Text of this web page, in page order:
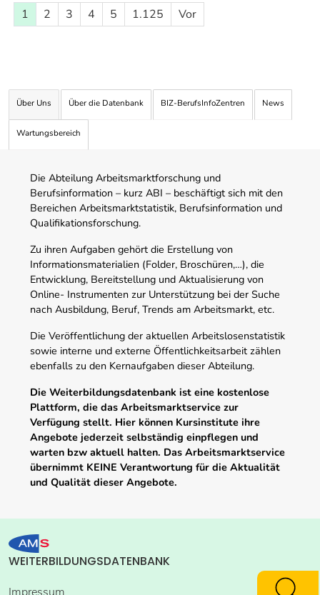
1 2 3 4 5 1.125 Vor
Über Uns Über die Datenbank BIZ-BerufsInfoZentren News
Wartungsbereich
Die Abteilung Arbeitsmarktforschung und
Berufsinformation – kurz ABI – beschäftigt sich mit den
Bereichen Arbeitsmarktstatistik, Berufsinformation und
Qualifikationsforschung.
Zu ihren Aufgaben gehört die Erstellung von
Informationsmaterialien (Folder, Broschüren,…), die
Entwicklung, Bereitstellung und Aktualisierung von
Online- Instrumenten zur Unterstützung bei der Suche
nach Ausbildung, Beruf, Trends am Arbeitsmarkt, etc.
Die Veröffentlichung der aktuellen Arbeitslosenstatistik
sowie interne und externe Öffentlichkeitsarbeit zählen
ebenfalls zu den Kernaufgaben dieser Abteilung.
Die Weiterbildungsdatenbank ist eine kostenlose
Plattform, die das Arbeitsmarktservice zur
Verfügung stellt. Hier können Kursinstitute ihre
Angebote jederzeit selbständig einpflegen und
warten bzw aktuell halten. Das Arbeitsmarktservice
übernimmt KEINE Verantwortung für die Aktualität
und Qualität dieser Angebote.
WEITERBILDUNGSDATENBANK